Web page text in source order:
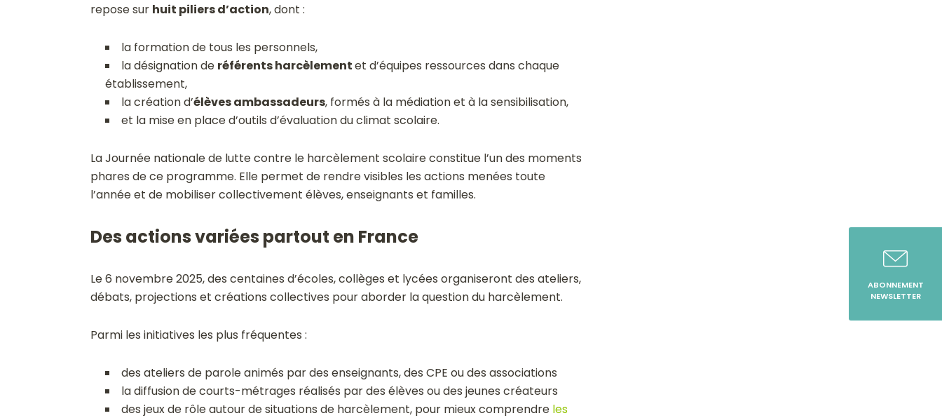
repose sur huit piliers d’action, dont :
la formation de tous les personnels,
la désignation de référents harcèlementet d’équipes ressources dans chaque
établissement,
la création d’élèves ambassadeurs, formés à la médiation et à la sensibilisation,
et la mise en place d’outils d’évaluation du climat scolaire.
La Journée nationale de lutte contre le harcèlement scolaire constitue l’un des moments
phares de ce programme. Elle permet de rendre visibles les actions menées toute
l’année et de mobiliser collectivement élèves, enseignants et familles.
Des actions variées partout en France
Le 6 novembre 2025, des centaines d’écoles, collèges et lycées organiseront des ateliers,
débats, projections et créations collectives pour aborder la question du harcèlement.
Parmi les initiatives les plus fréquentes :
des ateliers de parole animés par des enseignants, des CPE ou des associations
la diffusion de courts-métrages réalisés par des élèves ou des jeunes créateurs
des jeux de rôle autour de situations de harcèlement, pour mieux comprendre les
ABONNEMENT
NEWSLETTER